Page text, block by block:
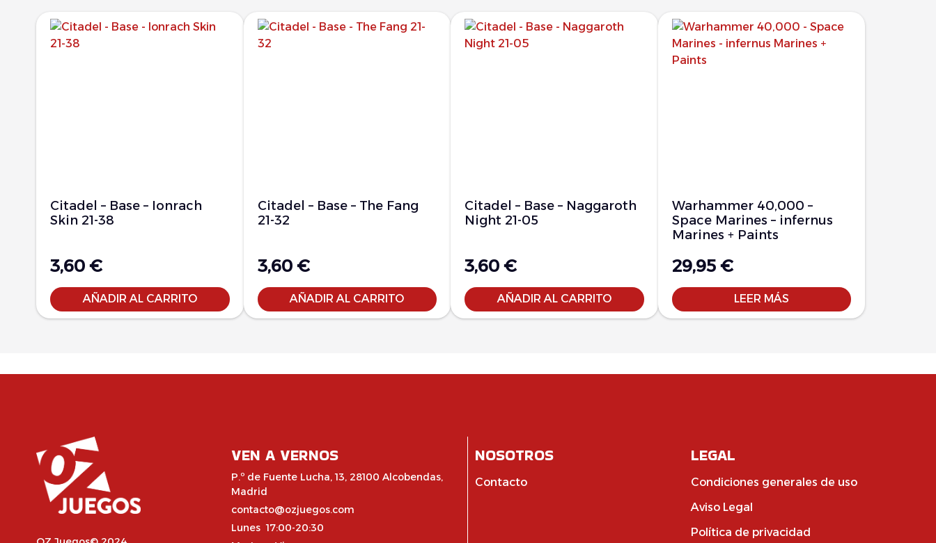
Citadel – Base – Ionrach
Skin 21-38
3,60 €
AÑADIR AL CARRITO
Citadel – Base – The Fang
21-32
3,60 €
AÑADIR AL CARRITO
Citadel – Base – Naggaroth
Night 21-05
3,60€
AÑADIR AL CARRITO
Warhammer 40,000 –
Space Marines – infernus
Marines + Paints
29,95 €
LEER MÁS
VEN A VERNOS
P.º de Fuente Lucha, 13, 28100 Alcobendas,
Madrid
contacto@ozjuegos.com
Lunes 17:00-20:30
NOSOTROS
Contacto
LEGAL
Condiciones generales de uso
Aviso Legal
Política de privacidad